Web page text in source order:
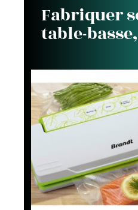
Fabriquer
table-